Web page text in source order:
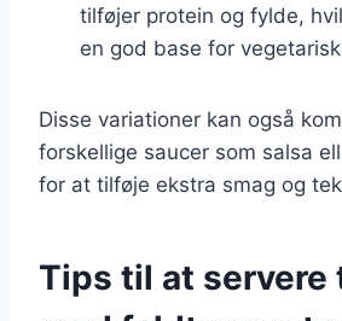
tilføjer protein og fylde,
en god base for
Disse variationer kan også
forskellige saucer som salsa
for at tilføje ekstra smag og
Tips til at